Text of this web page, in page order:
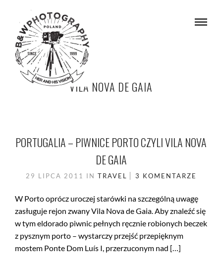
VILA NOVA DE GAIA
PORTUGALIA – PIWNICE PORTO CZYLI VILA NOVA
DE GAIA
29 LIPCA 2011 IN TRAVEL 3 KOMENTARZE
W Porto oprócz uroczej starówki na szczególną uwagę
zasługuje rejon zwany Vila Nova de Gaia. Aby znaleźć się
w tym eldorado piwnic pełnych ręcznie robionych beczek
z pysznym porto – wystarczy przejść przepięknym
mostem Ponte Dom Luís I, przerzuconym nad […]